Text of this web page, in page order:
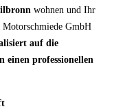
wohnen und Ihr
GmbH
auf die
einen professionellen